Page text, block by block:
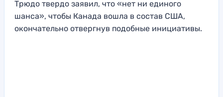
Трюдо твердо заявил, что «нет ни единого
шанса», чтобы Канада вошла в состав США,
окончательно отвергнув подобные инициативы.